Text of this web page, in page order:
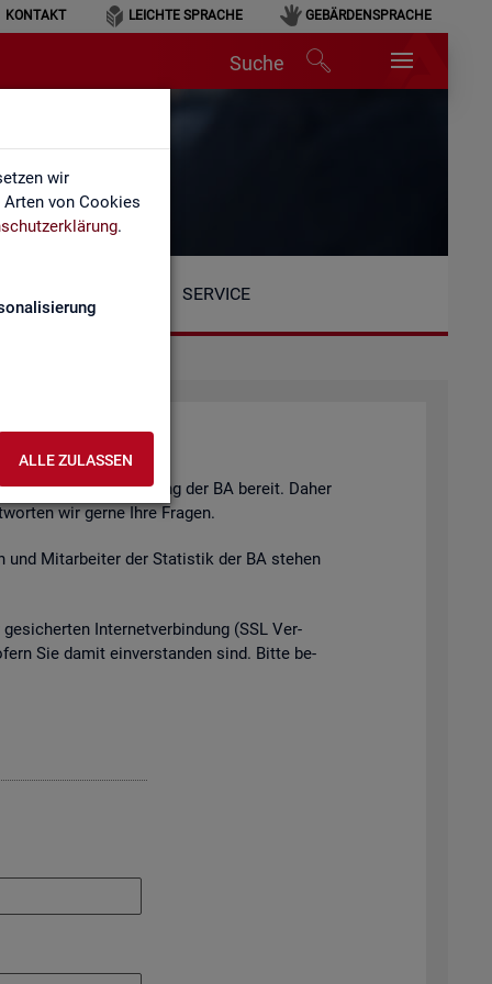
wir
von Cookies
.
ALLE ZULASSEN
KONTAKT LEICHTE SPRACHE GEBÄRDENSPRACHE
Suche
SERVICE
der BA be­reit. Daher
wir gerne Ihre Fra­gen.
und Mit­ar­bei­ter der Sta­tis­tik der BA ste­hen
In­ter­net­ver­bin­dung (SSL Ver­
Sie damit ein­ver­stan­den sind. Bitte be­